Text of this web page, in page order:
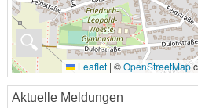
🔍
Leaflet | ©OpenStreetMap
Aktuelle Meldungen